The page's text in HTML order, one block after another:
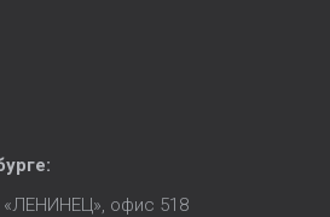
:
офис 518